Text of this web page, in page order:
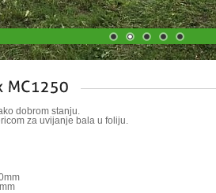
dobrom stanju.
za uvijanje bala u foliju.